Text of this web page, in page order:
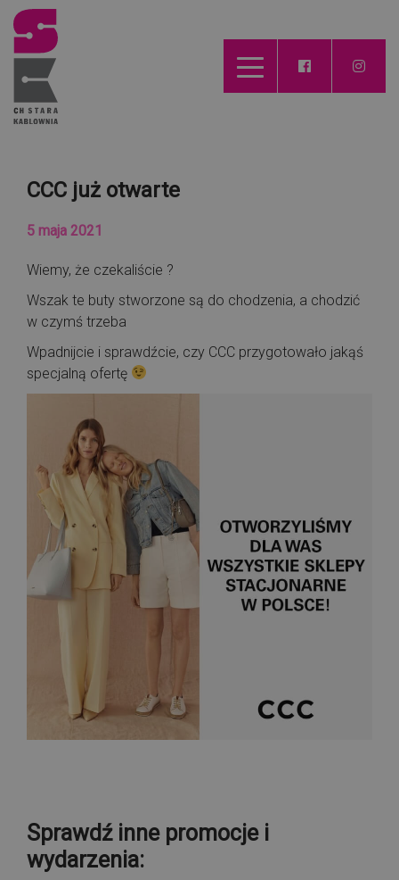
CCC już otwarte
5 maja 2021
Wiemy, że czekaliście ?
Wszak te buty stworzone są do chodzenia, a chodzić
w czymś trzeba
Wpadnijcie i sprawdźcie, czy CCC przygotowało jakąś
specjalną ofertę
Sprawdź inne promocje i
wydarzenia: